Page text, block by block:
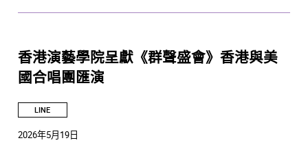
香港演藝學院呈獻《群聲盛會》香港與美
國合唱團匯演
LINE
2026年5月19日